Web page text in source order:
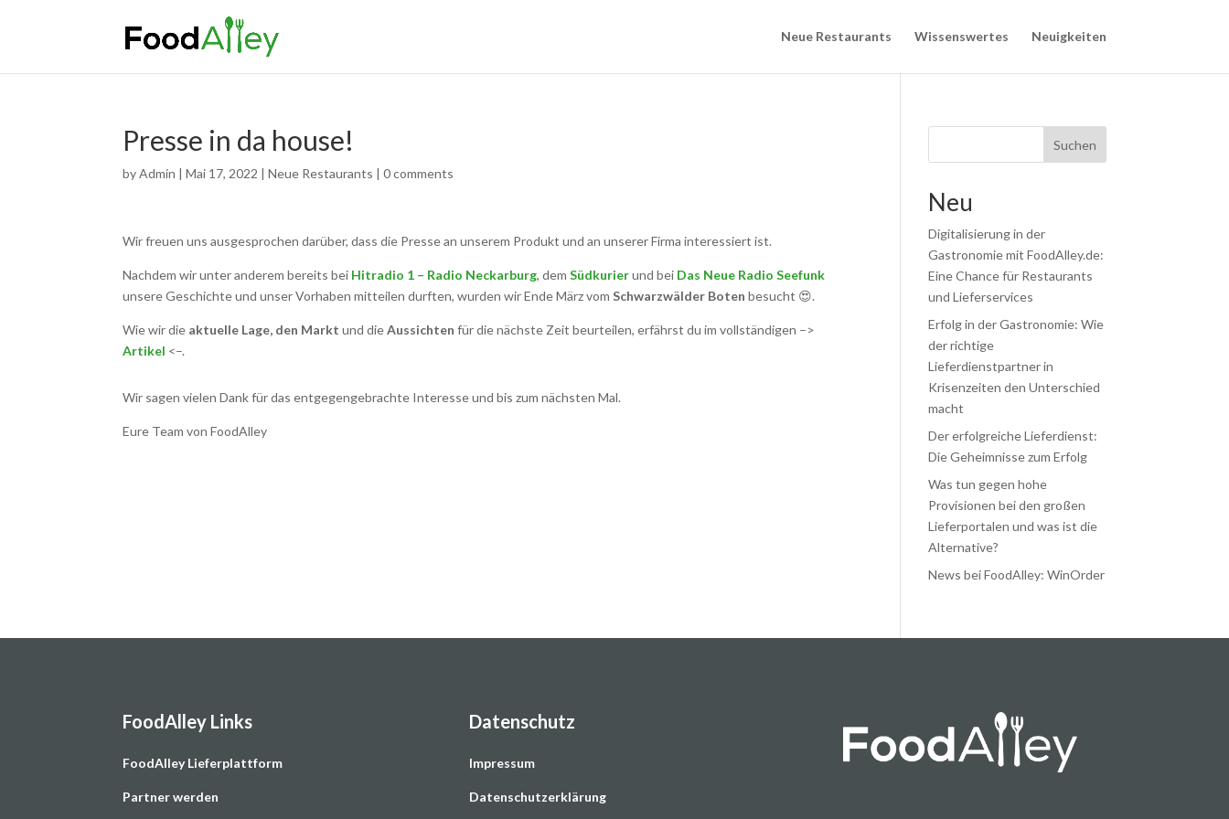
Neue Restaurants Wissenswertes Neuigkeiten
Presse in da house!
byAdmin |Mai 17, 2022 |Neue Restaurants |0 comments
Wir freuen uns ausgesprochen darüber, dass die Presse an unserem Produkt und an unserer Firma interessiert ist.
Nachdem wir unter anderem bereits bei Hitradio 1 – Radio Neckarburg, dem Südkurierund bei Das Neue Radio Seefunk
unsere Geschichte und unser Vorhaben mitteilen durften, wurden wir Ende März vomSchwarzwälder Boten besucht 😍.
Wie wir die aktuelle Lage, den Markt und dieAussichten für die nächste Zeit beurteilen, erfährst du im vollständigen –>
Artikel <–.
Wir sagen vielen Dank für das entgegengebrachte Interesse und bis zum nächsten Mal.
Eure Team von FoodAlley
Suchen
Neu
Digitalisierung in der
Gastronomie mit FoodAlley.de:
Eine Chance für Restaurants
und Lieferservices
Erfolg in der Gastronomie: Wie
der richtige
Lieferdienstpartner in
Krisenzeiten den Unterschied
macht
Der erfolgreiche Lieferdienst:
Die Geheimnisse zum Erfolg
Was tun gegen hohe
Provisionen bei den großen
Lieferportalen und was ist die
Alternative?
News bei FoodAlley: WinOrder
FoodAlley Links
FoodAlley Lieferplattform
Partner werden
Datenschutz
Impressum
Datenschutzerklärung